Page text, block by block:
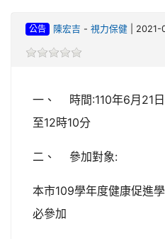
公告 陳宏吉 - 視力保健| 2021-
一、 時間:110年6月21
至12時10分
二、 參加對象:
本市109學年度健康促進
必參加